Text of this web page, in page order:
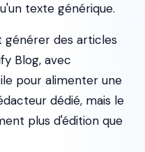
texte générique.
générer des articles
Blog, avec
pour alimenter une
dédié, mais le
plus d'édition que